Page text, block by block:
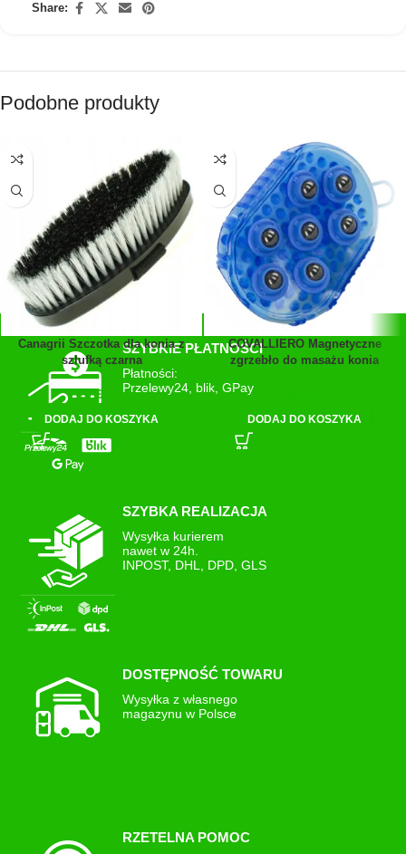
Share:
Podobne produkty
Canagrii Szczotka dla konia z
szlufką czarna
37,99
DODAJ DO KOSZYKA
COVALLIERO Magnetyczne
zgrzebło do masażu konia
DODAJ DO KOSZYKA
SZYBKIE PŁATNOŚCI
Płatności:
Przelewy24, blik, GPay
SZYBKA REALIZACJA
Wysyłka kurierem
nawet w 24h.
INPOST, DHL, DPD, GLS
DOSTĘPNOŚĆ TOWARU
Wysyłka z własnego
magazynu w Polsce
RZETELNA POMOC